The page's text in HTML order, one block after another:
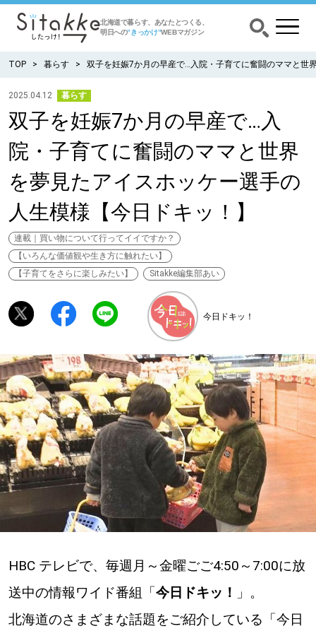
北海道で暮らす、あなたとつくる、
明日への”きっかけ”WEBマガジン
CATEGORY カテゴリー
食べる
出かける
暮らす
みがく
育む
深める
ゆるむ
SitakkeTV
LOCAL ローカルエリア
all
道北
道南
TOP 暮らす 双子を妊娠7か月の早産で…入院・子育てに奮闘のママと世
2025.04.12 暮らす
双子を妊娠7か月の早産で…入
院・子育てに奮闘のママと世界
を夢見たアイスホッケー選手の
人生模様【今日ドキッ！】
連載｜買い物について行ってイイですか？
【いろんな価値観や生き方に触れたい】
【子育てをさらに楽しみたい】
Sitakke編集部あい
今日ドキッ！
HBC テレビで、毎週月～金曜ごご4:50～7:00に放
送中の情報ワイド番組「今日ドキッ！
」。
北海道のさまざまな話題をご紹介している「今日